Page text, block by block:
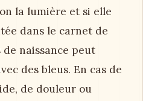
la lumière et si elle
dans le carnet de
naissance peut
des bleus. En cas de
de douleur ou